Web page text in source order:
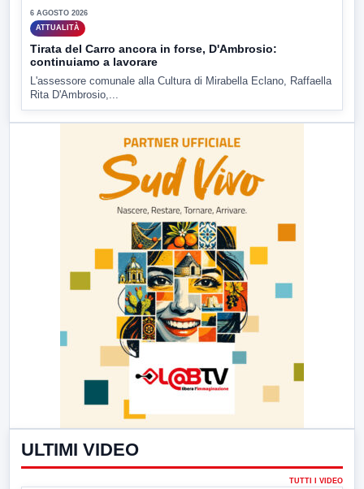
6 AGOSTO 2026
ATTUALITÀ
Tirata del Carro ancora in forse, D'Ambrosio:
continuiamo a lavorare
L'assessore comunale alla Cultura di Mirabella Eclano, Raffaella
Rita D'Ambrosio,...
ULTIMI VIDEO
TUTTI I VIDEO